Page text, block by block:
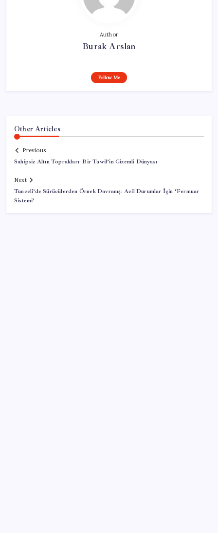
Author
Burak Arslan
Follow Me
Other Articles
Previous
Sahipsiz Altın Toprakları: Bir Tawil’in Gizemli Dünyası
Next
Tunceli’de Sürücülerden Örnek Davranış: Acil Durumlar İçin ‘Fermuar
Sistemi’